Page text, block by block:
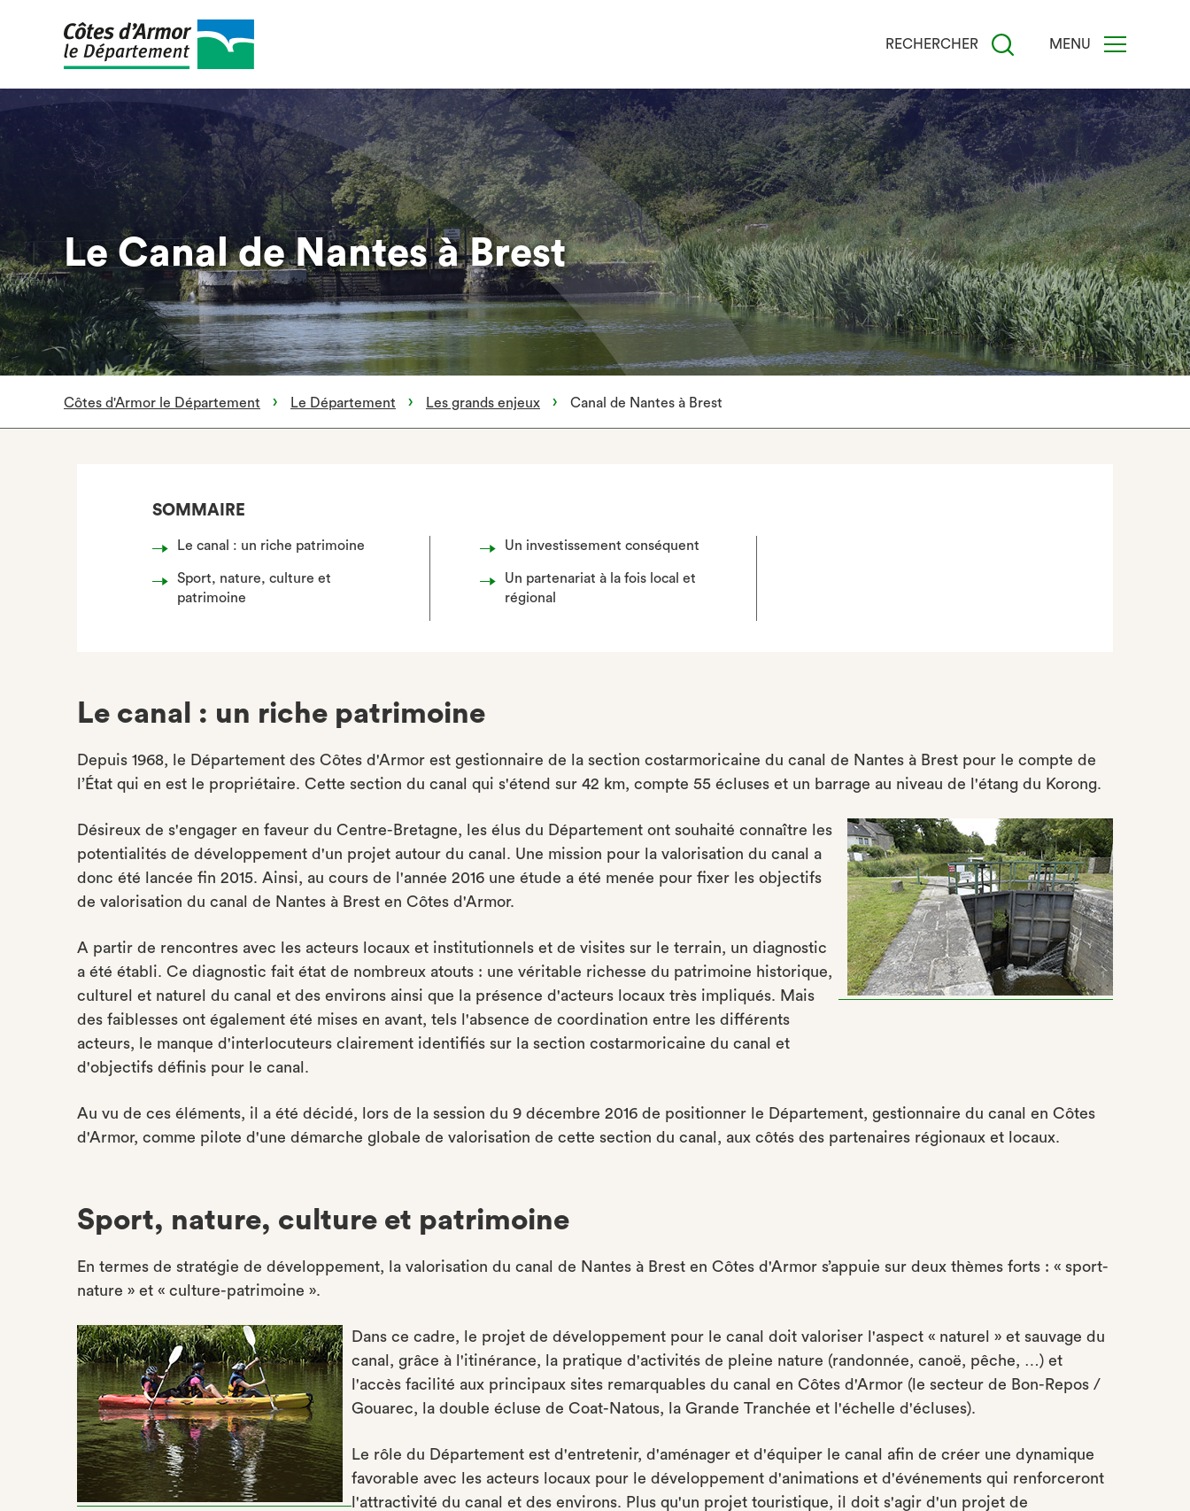
Aller
au
contenu
RECHERCHER MENU
Le Canal de Nantes à Brest
Côtes d'Armor le Département Le Département Les grands enjeux Canal de Nantes à Brest
SOMMAIRE
Le canal : un riche patrimoine
Sport, nature, culture et
patrimoine
Un investissement conséquent
Un partenariat à la fois local et
régional
Le canal : un riche patrimoine
Depuis 1968, le Département des Côtes d'Armor est gestionnaire de la section costarmoricaine du canal de Nantes à Brest pour le compte de
l’État qui en est le propriétaire. Cette section du canal qui s'étend sur 42 km, compte 55 écluses et un barrage au niveau de l'étang du Korong.
Désireux de s'engager en faveur du Centre-Bretagne, les élus du Département ont souhaité connaître les
potentialités de développement d'un projet autour du canal. Une mission pour la valorisation du canal a
donc été lancée fin 2015. Ainsi, au cours de l'année 2016 une étude a été menée pour fixer les objectifs
de valorisation du canal de Nantes à Brest en Côtes d'Armor.
A partir de rencontres avec les acteurs locaux et institutionnels et de visites sur le terrain, un diagnostic
a été établi. Ce diagnostic fait état de nombreux atouts : une véritable richesse du patrimoine historique,
culturel et naturel du canal et des environs ainsi que la présence d'acteurs locaux très impliqués. Mais
des faiblesses ont également été mises en avant, tels l'absence de coordination entre les différents
acteurs, le manque d'interlocuteurs clairement identifiés sur la section costarmoricaine du canal et
d'objectifs définis pour le canal.
Au vu de ces éléments, il a été décidé, lors de la session du 9 décembre 2016 de positionner le Département, gestionnaire du canal en Côtes
d'Armor, comme pilote d'une démarche globale de valorisation de cette section du canal, aux côtés des partenaires régionaux et locaux.
Sport, nature, culture et patrimoine
En termes de stratégie de développement, la valorisation du canal de Nantes à Brest en Côtes d'Armor s’appuie sur deux thèmes forts : « sport-
nature » et « culture-patrimoine ».
Dans ce cadre, le projet de développement pour le canal doit valoriser l'aspect « naturel » et sauvage du
canal, grâce à l'itinérance, la pratique d'activités de pleine nature (randonnée, canoë, pêche, …) et
l'accès facilité aux principaux sites remarquables du canal en Côtes d'Armor (le secteur de Bon-Repos /
Gouarec, la double écluse de Coat-Natous, la Grande Tranchée et l'échelle d'écluses).
Le rôle du Département est d'entretenir, d'aménager et d'équiper le canal afin de créer une dynamique
favorable avec les acteurs locaux pour le développement d'animations et d'événements qui renforceront
l'attractivité du canal et des environs. Plus qu'un projet touristique, il doit s'agir d'un projet de